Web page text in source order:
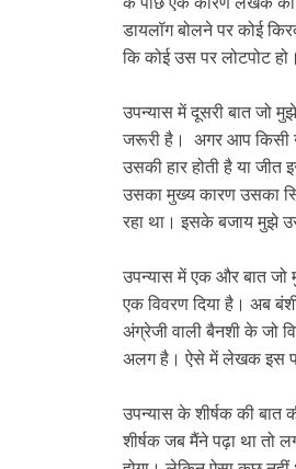
डायलॉग बोलने पर कोई
कि कोई उस पर लोटपोट
उपन्यास में दूसरी बात जो
जरूरी है। अगर आप किसी
उसकी हार होती है या जीत
उसका मुख्य कारण उसका
रहा था। इसके बजाय मुझे
उपन्यास में एक और बात जो
एक विवरण दिया है। अब
अंग्रेजी वाली बैनशी के जो
अलग है। ऐसे में लेखक इस पर
उपन्यास के शीर्षक की बात
शीर्षक जब मैंने पढ़ा था तो